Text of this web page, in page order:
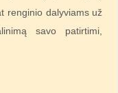
renginio dalyviams už
savo patirtimi,